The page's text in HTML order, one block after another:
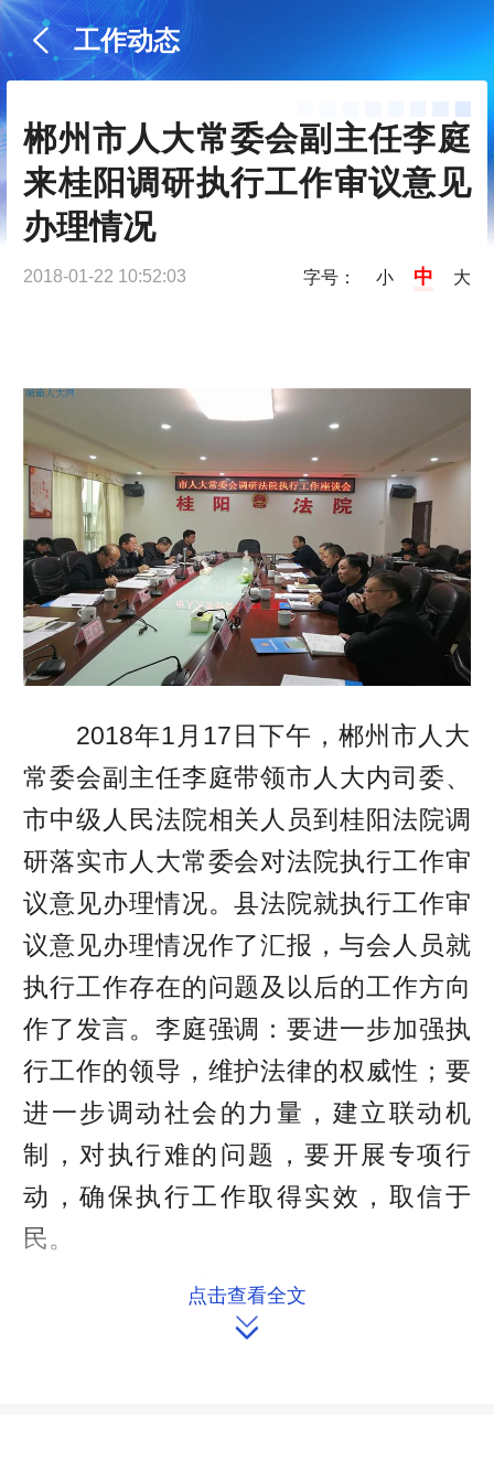
工作动态
郴州市人大常委会副主任李庭
来桂阳调研执行工作审议意见
办理情况
2018-01-22 10:52:03 字号： 小 中 大
2018年1月17日下午，郴州市人大
常委会副主任李庭带领市人大内司委、
市中级人民法院相关人员到桂阳法院调
研落实市人大常委会对法院执行工作审
议意见办理情况。县法院就执行工作审
议意见办理情况作了汇报，与会人员就
执行工作存在的问题及以后的工作方向
作了发言。李庭强调：要进一步加强执
行工作的领导，维护法律的权威性；要
进一步调动社会的力量，建立联动机
制，对执行难的问题，要开展专项行
动，确保执行工作取得实效，取信于
民。
来源：桂阳县人大常委会点击查看全文
